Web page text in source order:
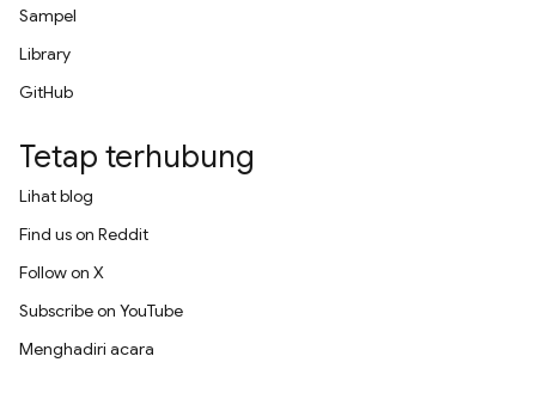
Sampel
Library
GitHub
Tetap terhubung
Lihat blog
Find us on Reddit
Follow on X
Subscribe on YouTube
Menghadiri acara